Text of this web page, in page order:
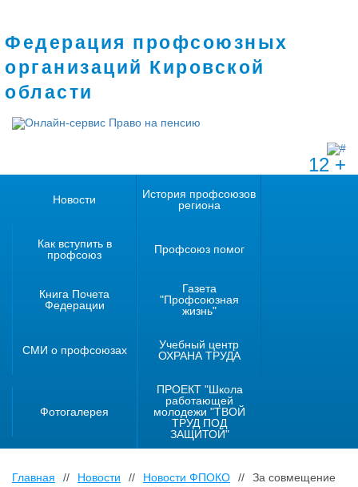
Федерация профсоюзных
организаций Кировской
области
12 +
Новости
История профсоюзов
региона
Как вступить в
профсоюз
Профсоюз помог
Книга Почета
Федерации
Газета
"Профсоюзная
жизнь"
СМИ о профсоюзах
Учебный центр
ОХРАНА ТРУДА
Фотогалерея
ПРОЕКТ "Школа
работающей
молодежи "ТВОЙ
ТРУД ПОД
ЗАЩИТОЙ"
Главная // Новости // Новости ФПОКО //
За совмещение